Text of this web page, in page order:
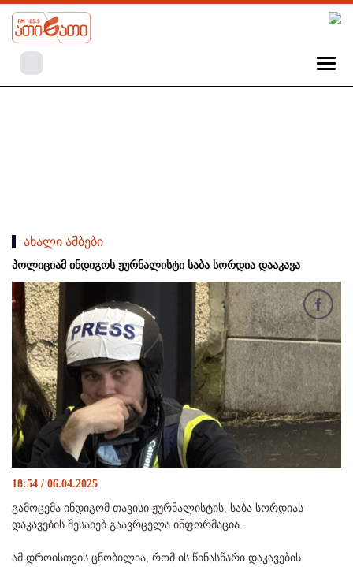
ახალი ამბები
პოლიციამ ინდიგოს ჟურნალისტი საბა სორდია დააკავა
18:54 / 06.04.2025
გამოცემა ინდიგომ თავისი ჟურნალისტის, საბა სორდიას
დაკავების შესახებ გაავრცელა ინფორმაცია.
ამ დროისთვის ცნობილია, რომ ის წინასწარი დაკავების